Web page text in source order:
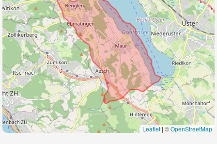
Leaflet | ©OpenStreetMap